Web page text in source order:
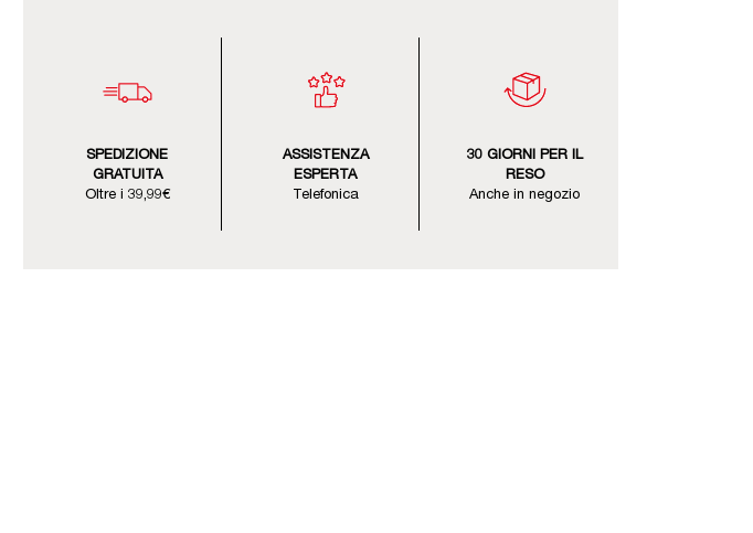
SPEDIZIONE
GRATUITA
Oltre i 39,99€
ASSISTENZA
ESPERTA
Telefonica
30 GIORNI PER IL
RESO
Anche in negozio